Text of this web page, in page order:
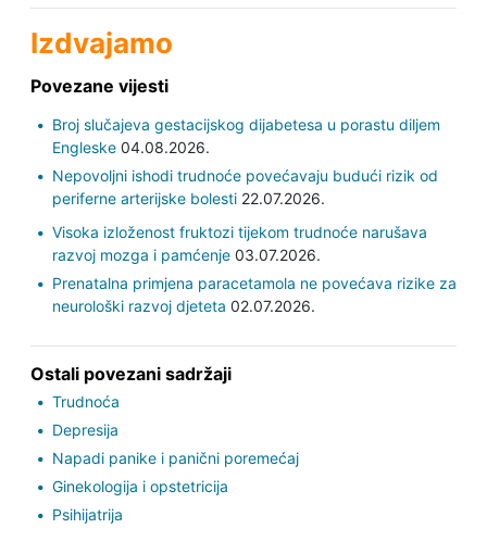
Izdvajamo
Povezane vijesti
Broj slučajeva gestacijskog dijabetesa u porastu diljem
Engleske04.08.2026.
Nepovoljni ishodi trudnoće povećavaju budući rizik od
periferne arterijske bolesti22.07.2026.
Visoka izloženost fruktozi tijekom trudnoće narušava
razvoj mozga i pamćenje03.07.2026.
Prenatalna primjena paracetamola ne povećava rizike za
neurološki razvoj djeteta 02.07.2026.
Ostali povezani sadržaji
Trudnoća
Depresija
Napadi panike i panični poremećaj
Ginekologija i opstetricija
Psihijatrija